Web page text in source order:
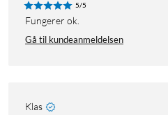
5/5
Fungerer ok.
Gå til kundeanmeldelsen
Klas